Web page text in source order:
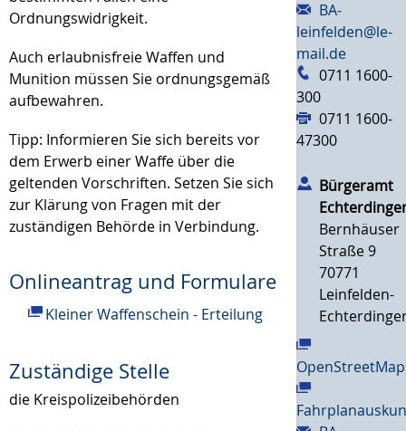
Ordnungswidrigkeit.
Auch erlaubnisfreie Waffen und
Munition müssen Sie ordnungsgemäß
aufbewahren.
Tipp: Informieren Sie sich bereits vor
dem Erwerb einer Waffe über die
geltenden Vorschriften. Setzen Sie sich
zur Klärung von Fragen mit der
zuständigen Behörde in Verbindung.
Onlineantrag und Formulare
Kleiner Waffenschein - Erteilung
Zuständige Stelle
die Kreispolizeibehörden
BA-
leinfelden@le-
mail.de
0711 1600-
300
0711 1600-
47300
Bürgeramt
Bernhäuser
Straße 9
70771
Leinfelden-
OpenStreetMap